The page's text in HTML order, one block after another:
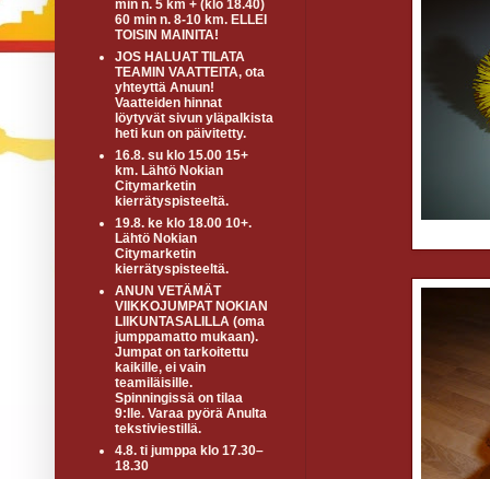
min n. 5 km + (klo 18.40)
60 min n. 8-10 km. ELLEI
TOISIN MAINITA!
JOS HALUAT TILATA
TEAMIN VAATTEITA, ota
yhteyttä Anuun!
Vaatteiden hinnat
löytyvät sivun yläpalkista
heti kun on päivitetty.
16.8. su klo 15.00 15+
km. Lähtö Nokian
Citymarketin
kierrätyspisteeltä.
19.8. ke klo 18.00 10+.
Lähtö Nokian
Citymarketin
kierrätyspisteeltä.
ANUN VETÄMÄT
VIIKKOJUMPAT NOKIAN
LIIKUNTASALILLA (oma
jumppamatto mukaan).
Jumpat on tarkoitettu
kaikille, ei vain
teamiläisille.
Spinningissä on tilaa
9:lle. Varaa pyörä Anulta
tekstiviestillä.
4.8. ti jumppa klo 17.30–
18.30